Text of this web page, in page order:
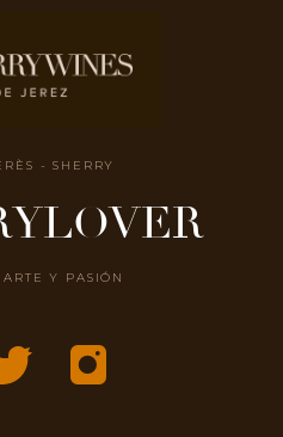
- SHERRY
Y PASIÓN